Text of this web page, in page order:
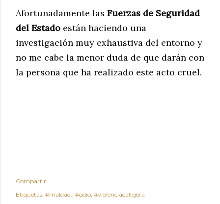
Afortunadamente las Fuerzas de Seguridad
del Estado están haciendo una
investigación muy exhaustiva del entorno y
no me cabe la menor duda de que darán con
la persona que ha realizado este acto cruel.
Compartir
Etiquetas: #maldad. #odio #violenciacallejera